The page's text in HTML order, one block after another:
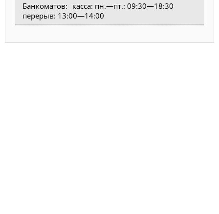
касса: пн.—пт.: 09:30—18:30
перерыв: 13:00—14:00